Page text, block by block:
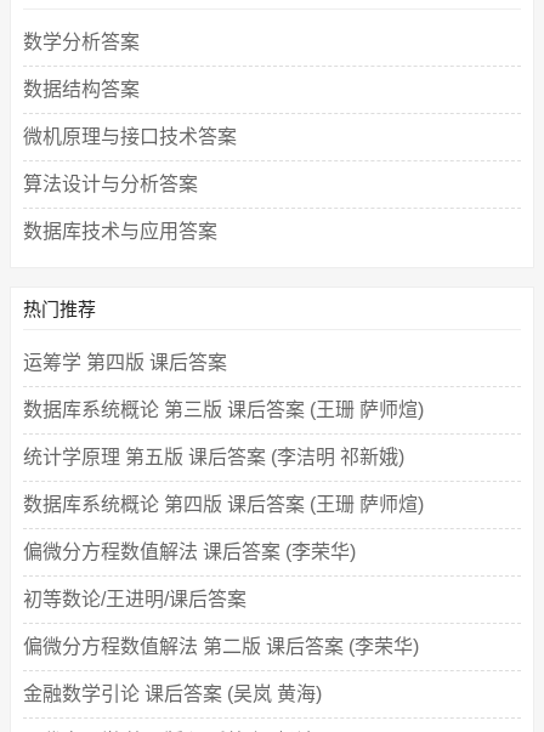
数学分析答案
数据结构答案
微机原理与接口技术答案
算法设计与分析答案
数据库技术与应用答案
热门推荐
运筹学 第四版 课后答案
数据库系统概论 第三版 课后答案 (王珊 萨师煊)
统计学原理 第五版 课后答案 (李洁明 祁新娥)
数据库系统概论 第四版 课后答案 (王珊 萨师煊)
偏微分方程数值解法 课后答案 (李荣华)
初等数论/王进明/课后答案
偏微分方程数值解法 第二版 课后答案 (李荣华)
金融数学引论 课后答案 (吴岚 黄海)